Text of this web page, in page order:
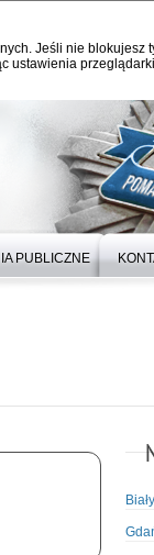
Jeśli nie blokujesz
ustawienia
PUBLICZNE